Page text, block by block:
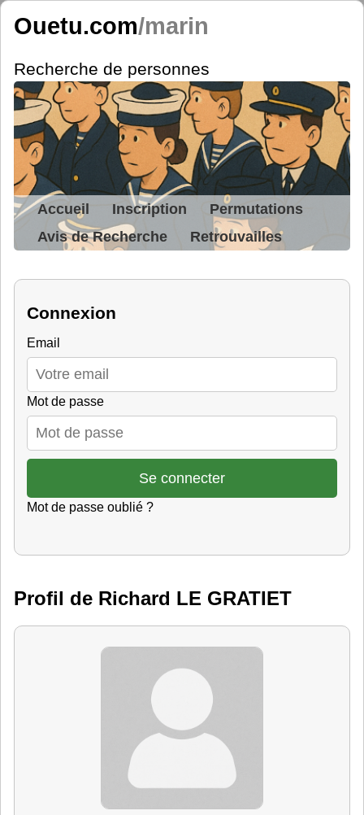
Ouetu.com/marin
Recherche de personnes
Accueil Inscription
Permutations
Avis de Recherche
Retrouvailles
Connexion
Email
Mot de passe
Mot de passe oublié ?
Profil de Richard LE GRATIET